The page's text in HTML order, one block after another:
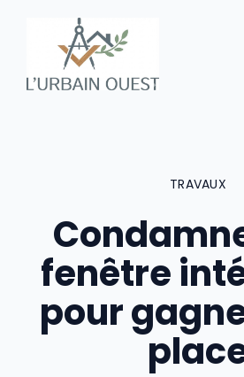
contenu
TRAVAUX
fenêtre
pour